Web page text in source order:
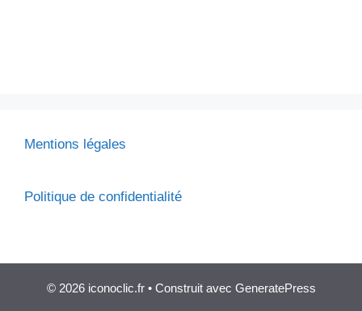
Mentions légales
Politique de confidentialité
© 2026 iconoclic.fr• Construit avec GeneratePress